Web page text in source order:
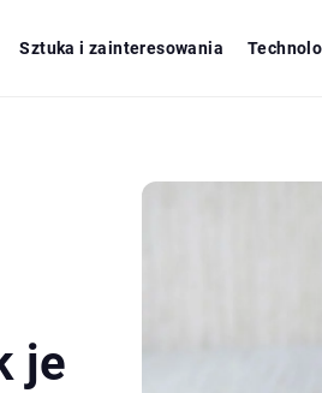
Sztuka i zainteresowania
je